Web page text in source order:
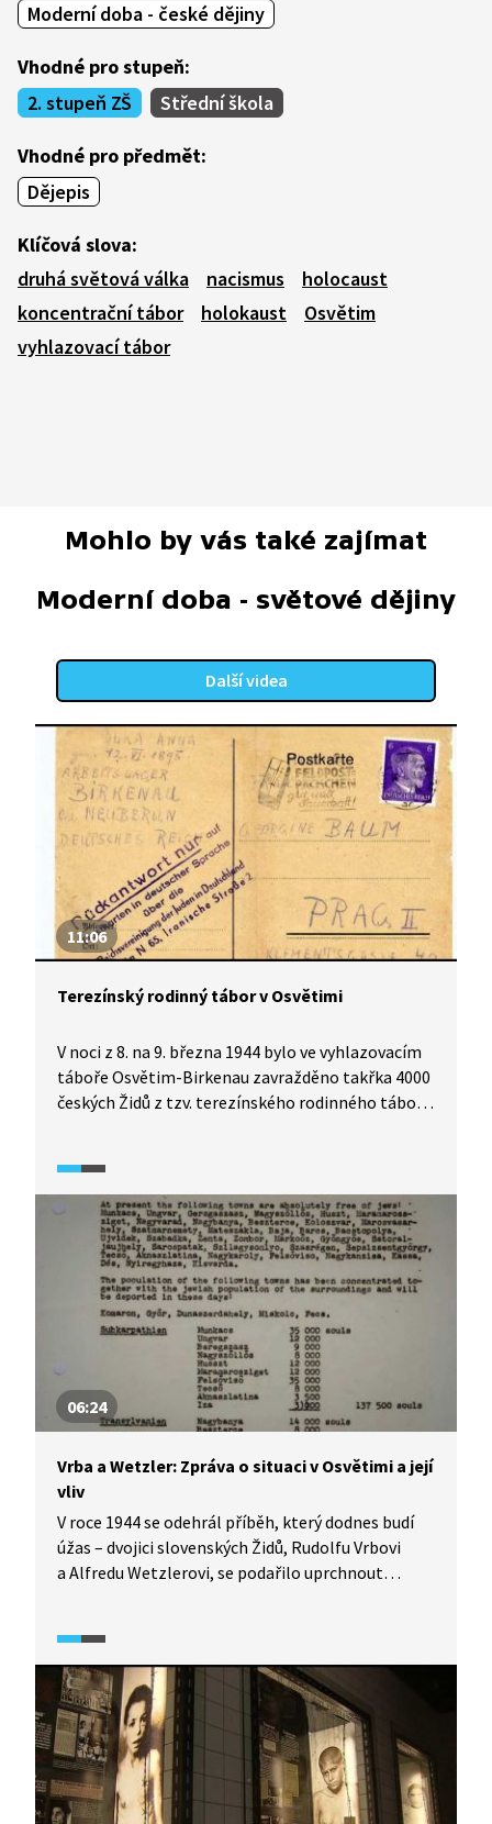
Moderní doba - české dějiny
Vhodné pro stupeň:
2. stupeň ZŠ
Střední škola
Vhodné pro předmět:
Dějepis
Klíčová slova:
druhá světová válka
nacismus
holocaust
koncentrační tábor
holokaust
Osvětim
vyhlazovací tábor
Mohlo by vás také zajímat
Moderní doba - světové dějiny
Další videa
11:06
Terezínský rodinný tábor v Osvětimi
V noci z 8. na 9. března 1944 bylo ve vyhlazovacím
táboře Osvětim-Birkenau zavražděno takřka 4000
českých Židů z tzv. terezínského rodinného tábora.
posléze postdatovány a odeslány s účelem vzbudit
zdání, že jsou všichni v pořádku. Ačkoli transportů
z Terezína se uskutečnilo několik, likvidaci toho
ze září 1943 lze pokládat za největší jednorázovou
vraždu československých občanů za 2. světové
06:24
Vrba a Wetzler: Zpráva o situaci v Osvětimi a její
vliv
V roce 1944 se odehrál příběh, který dodnes budí
úžas – dvojici slovenských Židů, Rudolfu Vrbovi
a Alfredu Wetzlerovi, se podařilo uprchnout
pak byla šířena i do dalších zemí s cílem zastavit
deportace. Ve videu z dokumentu 32 utajovaných
stran – Zpráva z pekla (2016) se podíváme blíže
na to, co tato zpráva obsahovala, jak se ji podařilo
šířit dál i jaký reálný vliv měla.